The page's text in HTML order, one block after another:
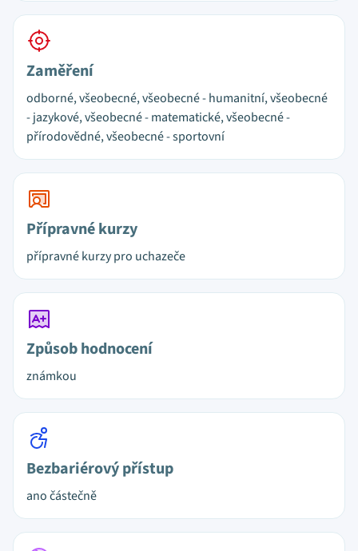
Zaměření
odborné, všeobecné, všeobecné - humanitní, všeobecné
- jazykové, všeobecné - matematické, všeobecné -
přírodovědné, všeobecné - sportovní
Přípravné kurzy
přípravné kurzy pro uchazeče
Způsob hodnocení
známkou
Bezbariérový přístup
ano částečně